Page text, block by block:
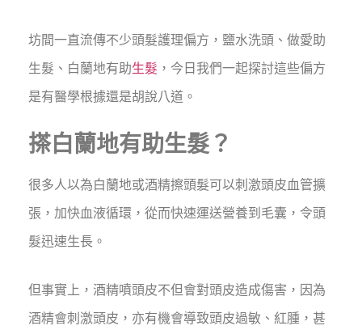
坊間一直流傳不少頭髮護理偏方，鹽水洗頭、做愛助
生髮、白蘭地有助生髮 ，今日我們一起探討這些偏方
是有醫學根據還是胡說八道。
搽白蘭地有助生髮？
很多人以為白蘭地或酒精擦頭髮可以刺激頭皮血管擴
張，加快血液循環，從而快速運送營養到毛囊，令頭
髮迅速生長。
但事實上，酒精噴頭皮不但會對頭皮造成傷害，因為
酒精會刺激頭皮，亦有機會導致頭皮過敏、紅腫，甚